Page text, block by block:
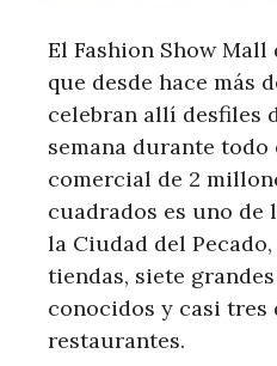
El Fashion Show Mall
que desde hace más
celebran allí desfiles
semana durante todo
comercial de 2
cuadrados es uno de
la Ciudad del
tiendas, siete
conocidos y casi tres
restaurantes.